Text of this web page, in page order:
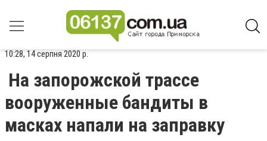
10:28, 14 серпня 2020 р.
На запорожской трассе
вооруженные бандиты в
масках напали на заправку